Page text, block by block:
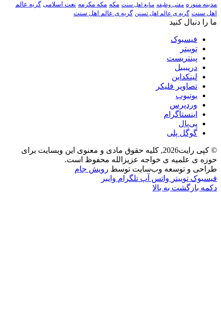
مدینه منوره مفتی وظیفه منابع اهل سنت مکه مکه مکرمه نعت اسلامی گریه عالم
اهل سنت گریه ی عالم اهل تسنن گریه ی عالم اهل سنت
ما را دنبال کنید
فیسبوک
توییتر
پینتریست
دریبببل
لینکداین
تصاویر فلیکر
یوتیوب
وردپرس
اینستاگرام
پی‌پال
گوگل پلی
© کپی رایت2026, کلیه حقوق مادی و معنوی این وبسایت برای
حوزه ی علمیه ی خواجه عزیزالله محفوظ است.
طراحی و توسعه وب‌سایت توسط رویش جام
فیسبوک توییتر واتس آپ تلگرام وایبر
دکمه بازگشت به بالا